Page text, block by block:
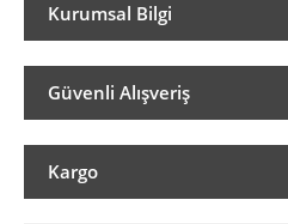
Kurumsal Bilgi
Güvenli Alışveriş
Kargo